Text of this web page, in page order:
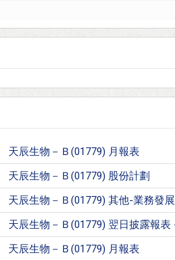
天辰生物－Ｂ(01779) 月報表
天辰生物－Ｂ(01779) 股份計劃
天辰生物－Ｂ(01779) 其他-業務發
天辰生物－Ｂ(01779) 翌日披露報表
天辰生物－Ｂ(01779) 月報表